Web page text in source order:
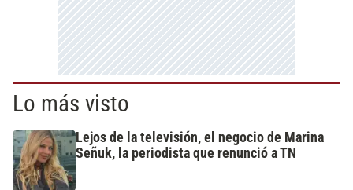
Lo más visto
Lejos de la televisión, el negocio de Marina
Señuk, la periodista que renunció a TN